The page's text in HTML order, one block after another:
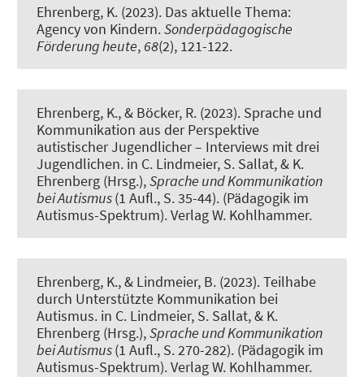
Ehrenberg, K. (2023). Das aktuelle Thema:
Agency von Kindern.Sonderpädagogische
Förderung heute, 68(2), 121-122.
Ehrenberg, K., & Böcker, R. (2023). Sprache und
Kommunikation aus der Perspektive
autistischer Jugendlicher – Interviews mit drei
Jugendlichen. in C. Lindmeier, S. Sallat, & K.
Ehrenberg (Hrsg.),Sprache und Kommunikation
bei Autismus(1 Aufl., S. 35-44). (Pädagogik im
Autismus-Spektrum). Verlag W. Kohlhammer.
Ehrenberg, K., & Lindmeier, B. (2023).Teilhabe
durch Unterstützte Kommunikation bei
Autismus. in C. Lindmeier, S. Sallat, & K.
Ehrenberg (Hrsg.),Sprache und Kommunikation
bei Autismus(1 Aufl., S. 270-282). (Pädagogik im
Autismus-Spektrum). Verlag W. Kohlhammer.